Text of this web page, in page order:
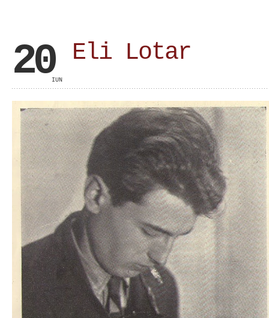
20IUN
Eli Lotar